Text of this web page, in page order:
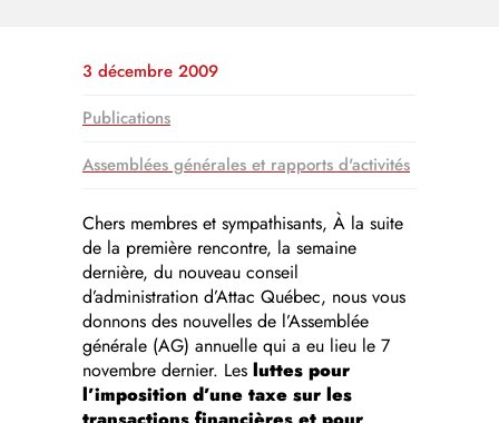
3 décembre 2009
Publications
Assemblées générales et rapports d'activités
Chers membres et sympathisants, À la suite
de la première rencontre, la semaine
dernière, du nouveau conseil
d’administration d’Attac Québec, nous vous
donnons des nouvelles de l’Assemblée
générale (AG) annuelle qui a eu lieu le 7
novembre dernier. Les luttes pour
l’imposition d’une taxe sur les